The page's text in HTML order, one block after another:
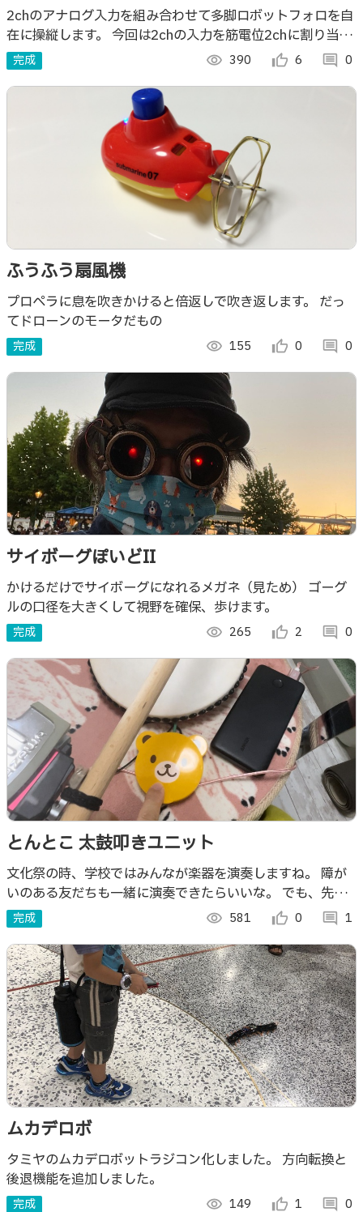
2chのアナログ入力を組み合わせて多脚ロボットフォロを自
在に操縦します。 今回は2chの入力を筋電位2chに割り当て
ました。
完成 visibility 390 thumb_up_alt 6 comment 0
ふうふう扇風機
プロペラに息を吹きかけると倍返しで吹き返します。 だっ
てドローンのモータだもの
完成 visibility 155 thumb_up_alt 0 comment 0
サイボーグぽいどII
かけるだけでサイボーグになれるメガネ（見ため） ゴーグ
ルの口径を大きくして視野を確保、歩けます。
完成 visibility 265 thumb_up_alt 2 comment 0
とんとこ 太鼓叩きユニット
文化祭の時、学校ではみんなが楽器を演奏しますね。 障が
いのある友だちも一緒に演奏できたらいいな。 でも、先生
がずっと手伝うのはちょっと。 スイッチを使って、簡単に
演奏できないかな？
完成 visibility 581 thumb_up_alt 0 comment 1
ムカデロボ
タミヤのムカデロボットラジコン化しました。 方向転換と
後退機能を追加しました。
完成 visibility 149 thumb_up_alt 1 comment 0